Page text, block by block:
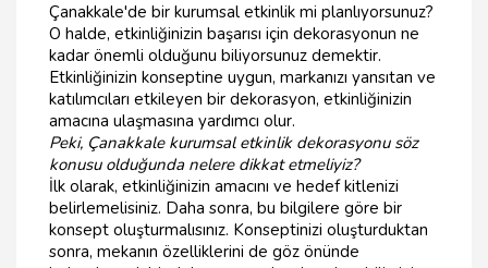
Çanakkale'de bir kurumsal etkinlik mi planlıyorsunuz?
O halde, etkinliğinizin başarısı için dekorasyonun ne
kadar önemli olduğunu biliyorsunuz demektir.
Etkinliğinizin konseptine uygun, markanızı yansıtan ve
katılımcıları etkileyen bir dekorasyon, etkinliğinizin
amacına ulaşmasına yardımcı olur.
Peki, Çanakkale kurumsal etkinlik dekorasyonu söz
konusu olduğunda nelere dikkat etmeliyiz?
İlk olarak, etkinliğinizin amacını ve hedef kitlenizi
belirlemelisiniz. Daha sonra, bu bilgilere göre bir
konsept oluşturmalısınız. Konseptinizi oluşturduktan
sonra, mekanın özelliklerini de göz önünde